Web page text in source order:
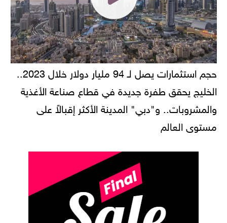
حجم استثمارات يصل لـ 94 مليار دولار خلال 2023..
الخليج يحقق طفرة جديدة في قطاع صناعة الأغذية
والمشروبات.. و"دبي" المدينة الأكثر إقبالاً على
مستوى العالم